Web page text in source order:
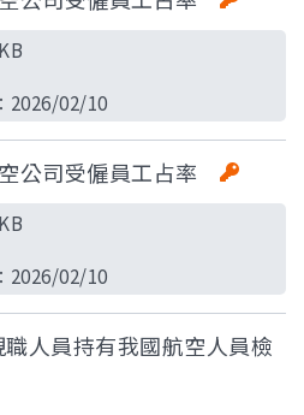
2026/02/10
公司受僱員工占率
2026/02/10
人員持有我國航空人員檢